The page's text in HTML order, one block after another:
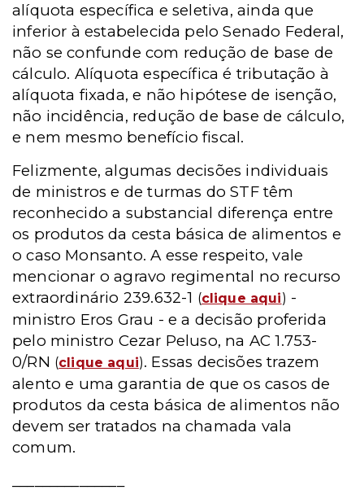
alíquota específica e seletiva, ainda que
inferior à estabelecida pelo Senado Federal,
não se confunde com redução de base de
cálculo. Alíquota específica é tributação à
alíquota fixada, e não hipótese de isenção,
não incidência, redução de base de cálculo,
e nem mesmo benefício fiscal.
Felizmente, algumas decisões individuais
de ministros e de turmas do STF têm
reconhecido a substancial diferença entre
os produtos da cesta básica de alimentos e
o caso Monsanto. A esse respeito, vale
mencionar o agravo regimental no recurso
extraordinário 239.632-1 (clique aqui) -
ministro Eros Grau - e a decisão proferida
pelo ministro Cezar Peluso, na AC 1.753-
0/RN (clique aqui). Essas decisões trazem
alento e uma garantia de que os casos de
produtos da cesta básica de alimentos não
devem ser tratados na chamada vala
comum.